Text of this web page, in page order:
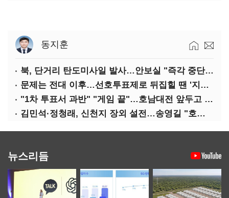
동지훈
북, 단거리 탄도미사일 발사…안보실 "즉각 중단 촉구"
문제는 전대 이후…선호투표제로 뒤집힐 땐 '지지층 불복'
"1차 투표서 과반" "게임 끝"…호남대전 앞두고 '충돌'
김민석·정청래, 신천지 장외 설전…송영길 "호남 계몽 규탄"
뉴스리듬